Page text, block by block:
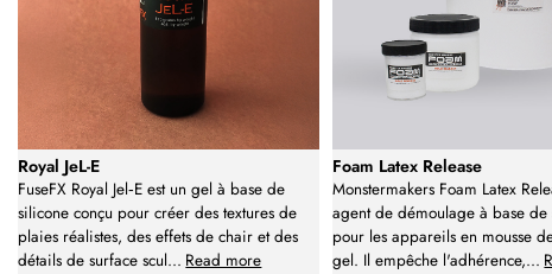
Royal JeL-E
FuseFX Royal Jel‑E est un gel à base de
silicone conçu pour créer des textures de
plaies réalistes, des effets de chair et des
détails de surface scul... Read more
Foam Latex Release
Monstermakers Foam Latex
agent de démoulage à base de
pour les appareils en mousse
gel. Il empêche l'adhérence,...